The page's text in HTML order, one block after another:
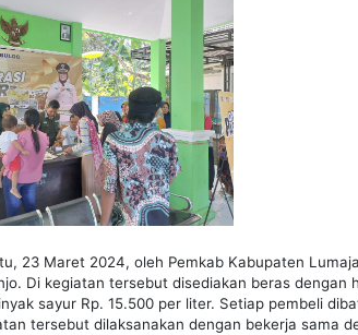
23 Maret 2024, oleh Pemkab Kabupaten
Di kegiatan tersebut disediakan beras dengan
sayur Rp. 15.500 per liter. Setiap pembeli
tersebut dilaksanakan dengan bekerja sama